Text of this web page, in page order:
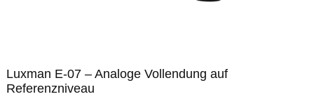
Luxman E-07 – Analoge Vollendung auf
Referenzniveau